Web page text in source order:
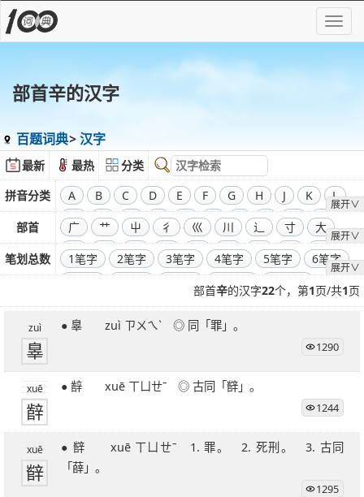
部首辛的汉字
百题词典 汉字
最新 最热
分类
拼音分类
展开∨
A B C D E F G H J K
L
M
N O P Q R S T W
X
Y
Z
部首
展开∨
广 艹 屮 彳 巛 川 辶 寸
大
飞
干 工 弓 廾 囗 己 彐
彑
巾
口 全部偏旁部首
笔划总数
展开∨
1笔字 2笔字 3笔字 4笔字 5笔字
6笔字
10笔字
11笔字
12笔字
13笔字 14笔字 15笔字
16笔字
17笔字
18笔字 19笔字 20笔字
26笔字
27笔字
28笔字 29笔字 30笔字
31笔字
32笔字
33笔字 34笔字 35笔字
36笔字
部首辛的汉字22个，第1页/共1页
zuì
辠
● 辠 zuì ㄗㄨㄟˋ ◎ 同「罪」。
1290
xuē
辪
● 辪 xuē ㄒㄩㄝˉ ◎ 古同「辥」。
1244
xuē
辥
● 辥 xuē ㄒㄩㄝˉ 1. 罪。 2. 死刑。 3. 古同
「薛」。
1295